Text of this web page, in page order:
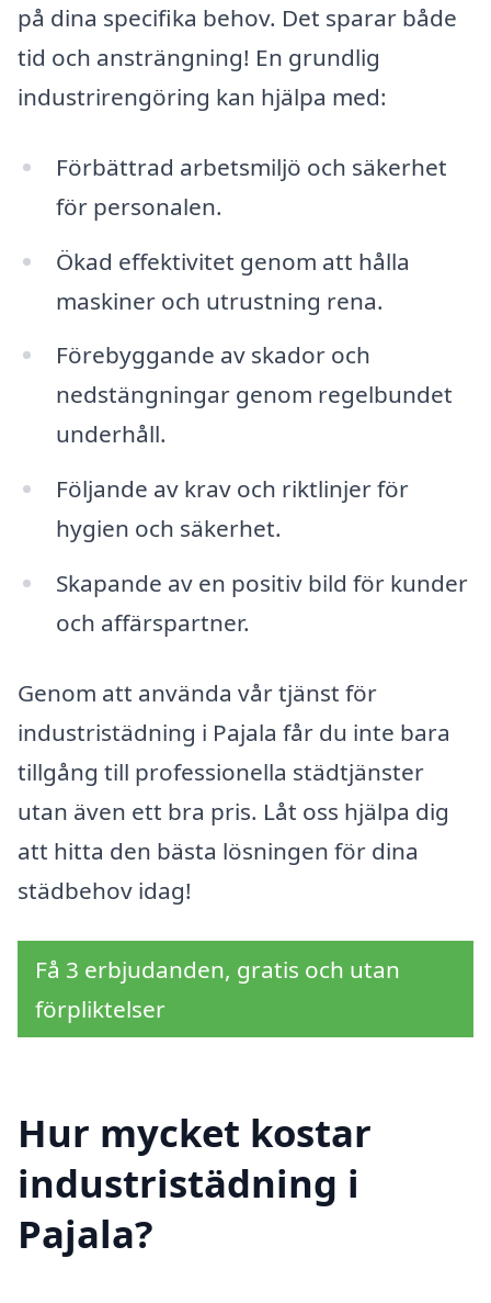
på dina specifika behov. Det sparar både
tid och ansträngning! En grundlig
industrirengöring kan hjälpa med:
Förbättrad arbetsmiljö och säkerhet
för personalen.
Ökad effektivitet genom att hålla
maskiner och utrustning rena.
Förebyggande av skador och
nedstängningar genom regelbundet
underhåll.
Följande av krav och riktlinjer för
hygien och säkerhet.
Skapande av en positiv bild för kunder
och affärspartner.
Genom att använda vår tjänst för
industristädning i Pajala får du inte bara
tillgång till professionella städtjänster
utan även ett bra pris. Låt oss hjälpa dig
att hitta den bästa lösningen för dina
städbehov idag!
Få 3 erbjudanden, gratis och utan
förpliktelser
Hur mycket kostar
industristädning i
Pajala?